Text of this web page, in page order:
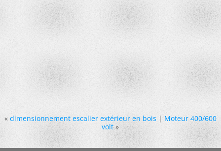
« dimensionnement escalier extérieur en bois|Moteur 400/600
volt »